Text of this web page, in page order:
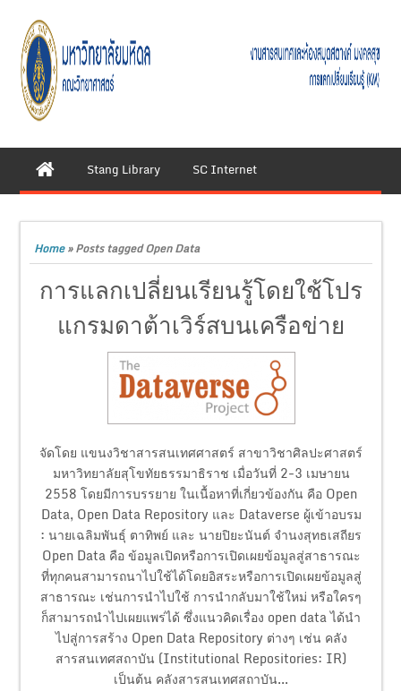
Stang Library SC Internet
Home»Posts tagged Open Data
การแลกเปลี่ยนเรียนรู้โดยใช้โปร
แกรมดาต้าเวิร์สบนเครือข่าย
จัดโดย แขนงวิชาสารสนเทศศาสตร์ สาขาวิชาศิลปะศาสตร์
มหาวิทยาลัยสุโขทัยธรรมาธิราช เมื่อวันที่ 2-3 เมษายน
2558 โดยมีการบรรยาย ในเนื้อหาที่เกี่ยวข้องกัน คือ Open
Data, Open Data Repository และ Dataverse ผู้เข้าอบรม
: นายเฉลิมพันธุ์ ตาทิพย์ และ นายปิยะนันต์ จำนงสุทธเสถียร
Open Data คือ ข้อมูลเปิดหรือการเปิดเผยข้อมูลสู่สาธารณะ
ที่ทุกคนสามารถนาไปใช้ได้โดยอิสระหรือการเปิดเผยข้อมูลสู่
สาธารณะ เช่นการนำไปใช้ การนำกลับมาใช้ใหม่ หรือใครๆ
ก็สามารถนำไปเผยแพร่ได้ ซึ่งแนวคิดเรื่อง open data ได้นำ
ไปสู่การสร้าง Open Data Repository ต่างๆ เช่น คลัง
สารสนเทศสถาบัน (Institutional Repositories: IR)
เป็นต้น คลังสารสนเทศสถาบัน...